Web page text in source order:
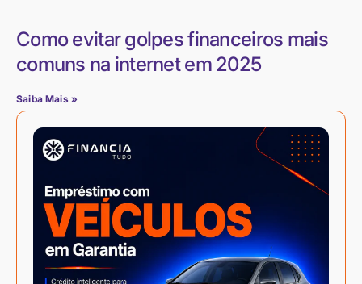
Como evitar golpes financeiros mais
comuns na internet em 2025
Saiba Mais »